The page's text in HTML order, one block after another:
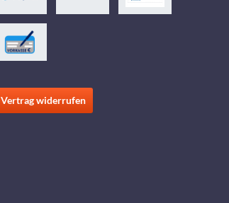
Vertrag widerrufen